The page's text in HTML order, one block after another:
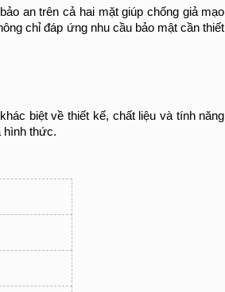
an trên cả hai mặt giúp chống giả mạo
chỉ đáp ứng nhu cầu bảo mật cần thiết
biệt về thiết kế, chất liệu và tính năng
hình thức.